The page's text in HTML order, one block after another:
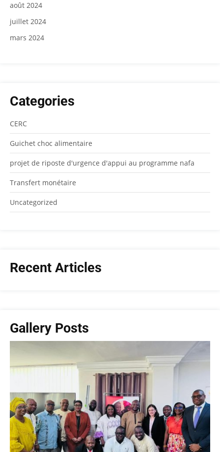
août 2024
juillet 2024
mars 2024
Categories
CERC
Guichet choc alimentaire
projet de riposte d'urgence d'appui au programme nafa
Transfert monétaire
Uncategorized
Recent Articles
Gallery Posts